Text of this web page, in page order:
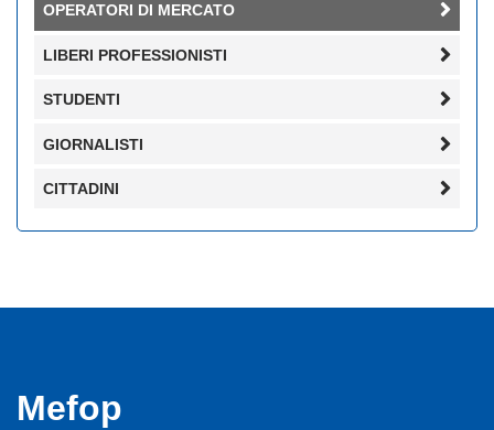
OPERATORI DI MERCATO
LIBERI PROFESSIONISTI
STUDENTI
GIORNALISTI
CITTADINI
Mefop